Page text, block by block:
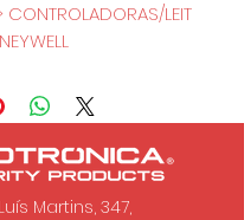
CONTROLADORAS/LEIT
Martins, 347,